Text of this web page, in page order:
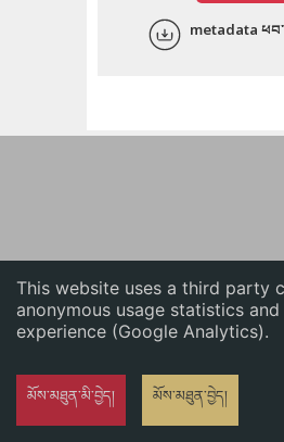
This website uses a third party
anonymous usage statistics
experience (Google Analytics).
མོས་མཐུན་མི་བྱེད། མོས་མཐུན་བྱེད།
metadata